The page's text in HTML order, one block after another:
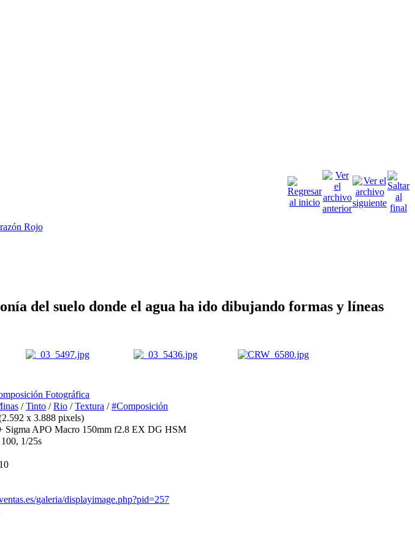
del suelo donde el agua ha ido dibujando formas y líneas
Fotográfica
/Tinto /Rio /Textura /#Composición
x 3.888 pixels)
Sigma APO Macro 150mm f2.8 EX DG HSM
1/25s
galeria/displayimage.php?pid=257